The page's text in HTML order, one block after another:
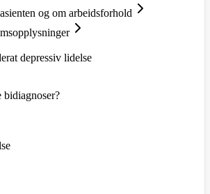
og om arbeidsforhold
depressiv lidelse
bidiagnoser?